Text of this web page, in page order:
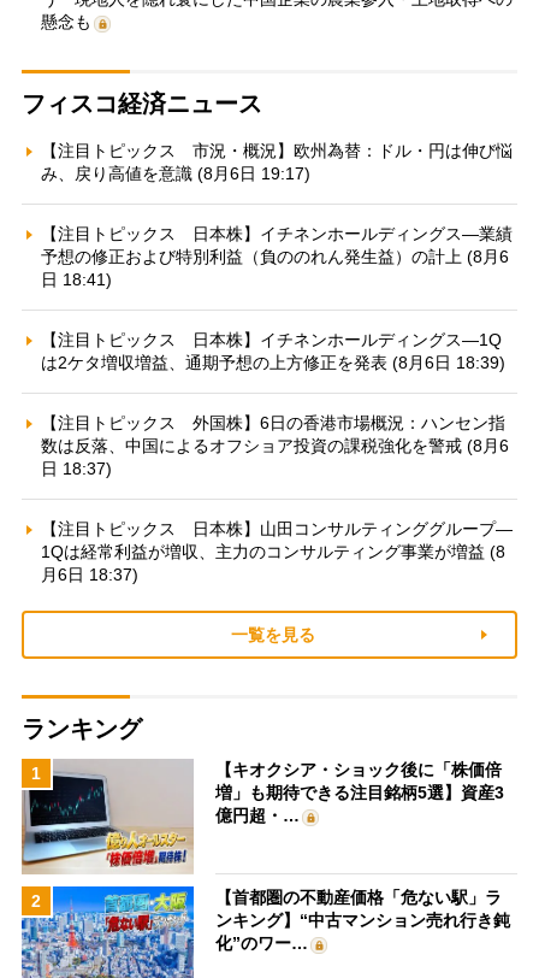
懸念も
フィスコ経済ニュース
【注目トピックス 市況・概況】欧州為替：ドル・円は伸び悩
み、戻り高値を意識 (8月6日 19:17)
【注目トピックス 日本株】イチネンホールディングス—業績
予想の修正および特別利益（負ののれん発生益）の計上 (8月6
日 18:41)
【注目トピックス 日本株】イチネンホールディングス—1Q
は2ケタ増収増益、通期予想の上方修正を発表 (8月6日 18:39)
【注目トピックス 外国株】6日の香港市場概況：ハンセン指
数は反落、中国によるオフショア投資の課税強化を警戒 (8月6
日 18:37)
【注目トピックス 日本株】山田コンサルティンググループ—
1Qは経常利益が増収、主力のコンサルティング事業が増益 (8
月6日 18:37)
一覧を見る
ランキング
1
【キオクシア・ショック後に「株価倍
増」も期待できる注目銘柄5選】資産3
億円超・…
2
【首都圏の不動産価格「危ない駅」ラ
ンキング】“中古マンション売れ行き鈍
化”のワー…